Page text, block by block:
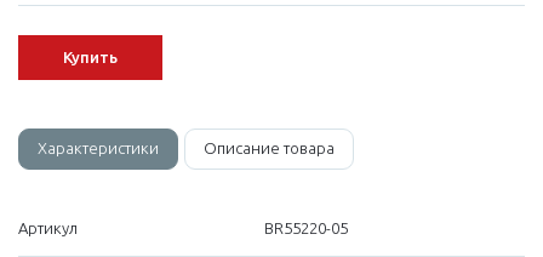
Купить
Характеристики Описание товара
Артикул BR55220-05